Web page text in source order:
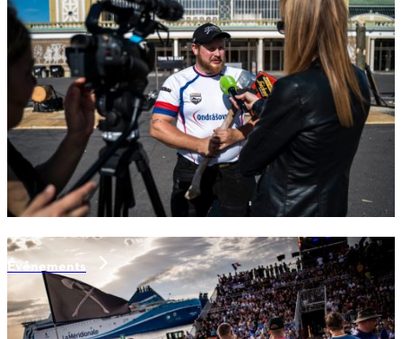
Événements
ACTUALITÉS RÉCENTES